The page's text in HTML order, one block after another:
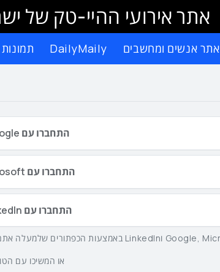
אתר אירועי ההיי-טק של
אתר אנשים ומחשבים DailyMaily
התחברו עם Google
התחברו עם Microsoft
התחברו עם LinkedIn
או המשיכו עם